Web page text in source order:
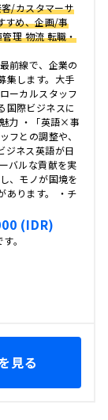
/カスタマーサ
すめ、企画/事
理 物流 転職・
前線で、企業の
集します。大手
ーカルスタッフ
国際ビジネスに
力 ・「英語×事
フとの調整や、
ジネス英語が日
バルな貢献を実
、モノが国境を
あります。 ・チ
(IDR)
。
見る